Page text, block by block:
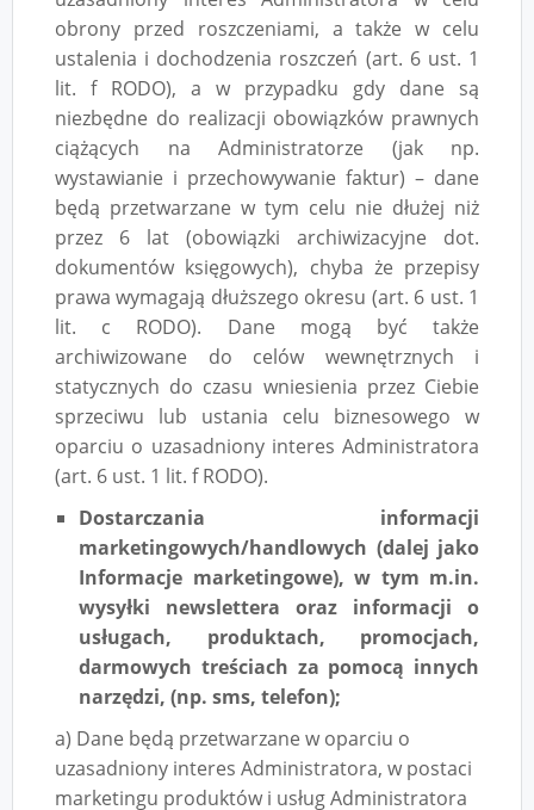
obrony przed roszczeniami, a także w celu
ustalenia i dochodzenia roszczeń (art. 6 ust. 1
lit. f RODO), a w przypadku gdy dane są
niezbędne do realizacji obowiązków prawnych
ciążących na Administratorze (jak np.
wystawianie i przechowywanie faktur) – dane
będą przetwarzane w tym celu nie dłużej niż
przez 6 lat (obowiązki archiwizacyjne dot.
dokumentów księgowych), chyba że przepisy
prawa wymagają dłuższego okresu (art. 6 ust. 1
lit. c RODO). Dane mogą być także
archiwizowane do celów wewnętrznych i
statycznych do czasu wniesienia przez Ciebie
sprzeciwu lub ustania celu biznesowego w
oparciu o uzasadniony interes Administratora
(art. 6 ust. 1 lit. f RODO).
Dostarczania informacji
marketingowych/handlowych (dalej jako
Informacje marketingowe), w tym m.in.
wysyłki newslettera oraz informacji o
usługach, produktach, promocjach,
darmowych treściach za pomocą innych
narzędzi, (np. sms, telefon);
a) Dane będą przetwarzane w oparciu o
uzasadniony interes Administratora, w postaci
marketingu produktów i usług Administratora